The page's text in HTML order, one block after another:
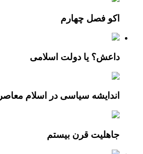
اکو فصل چهارم
داعش؟ یا دولت اسلامی
اندایشه سیاسی در اسلام معاصر
جاهلیت قرن بیستم